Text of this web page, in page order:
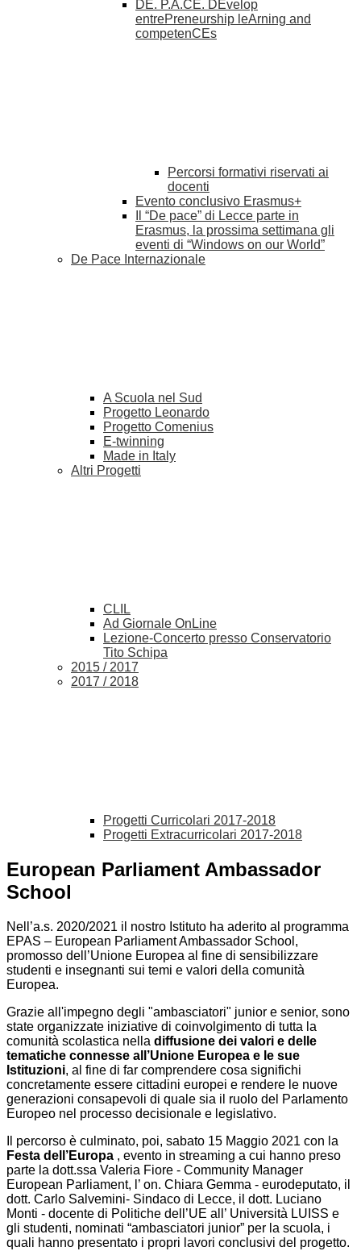
DE. P.A.CE. DEvelop
entrePreneurship leArning and
competenCEs
Percorsi formativi riservati ai
docenti
Evento conclusivo Erasmus+
Il “De pace” di Lecce parte in
Erasmus, la prossima settimana gli
eventi di “Windows on our World”
De Pace Internazionale
A Scuola nel Sud
Progetto Leonardo
Progetto Comenius
E-twinning
Made in Italy
Altri Progetti
CLIL
Ad Giornale OnLine
Lezione-Concerto presso Conservatorio
Tito Schipa
2015 / 2017
2017 / 2018
Progetti Curricolari 2017-2018
Progetti Extracurricolari 2017-2018
European Parliament Ambassador
School
Nell’a.s. 2020/2021 il nostro Istituto ha aderito al programma
EPAS – European Parliament Ambassador School,
promosso dell’Unione Europea al fine di sensibilizzare
studenti e insegnanti sui temi e valori della comunità
Europea.
Grazie all'impegno degli "ambasciatori" junior e senior, sono
state organizzate iniziative di coinvolgimento di tutta la
comunità scolastica nella diffusione dei valori e delle
tematiche connesse all’Unione Europea e le sue
Istituzioni, al fine di far comprendere cosa significhi
concretamente essere cittadini europei e rendere le nuove
generazioni consapevoli di quale sia il ruolo del Parlamento
Europeo nel processo decisionale e legislativo.
Il percorso è culminato, poi, sabato 15 Maggio 2021 con la
Festa dell’Europa , evento in streaming a cui hanno preso
parte la dott.ssa Valeria Fiore - Community Manager
European Parliament, l’ on. Chiara Gemma - eurodeputato, il
dott. Carlo Salvemini- Sindaco di Lecce, il dott. Luciano
Monti - docente di Politiche dell’UE all’ Università LUISS e
gli studenti, nominati “ambasciatori junior” per la scuola, i
quali hanno presentato i propri lavori conclusivi del progetto.